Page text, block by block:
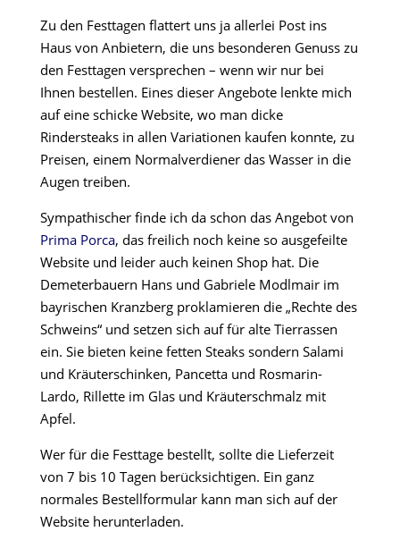
Zu den Festtagen flattert uns ja allerlei Post ins
Haus von Anbietern, die uns besonderen Genuss zu
den Festtagen versprechen – wenn wir nur bei
Ihnen bestellen. Eines dieser Angebote lenkte mich
auf eine schicke Website, wo man dicke
Rindersteaks in allen Variationen kaufen konnte, zu
Preisen, einem Normalverdiener das Wasser in die
Augen treiben.
Sympathischer finde ich da schon das Angebot von
Prima Porca, das freilich noch keine so ausgefeilte
Website und leider auch keinen Shop hat. Die
Demeterbauern Hans und Gabriele Modlmair im
bayrischen Kranzberg proklamieren die „Rechte des
Schweins“ und setzen sich auf für alte Tierrassen
ein. Sie bieten keine fetten Steaks sondern Salami
und Kräuterschinken, Pancetta und Rosmarin-
Lardo, Rillette im Glas und Kräuterschmalz mit
Apfel.
Wer für die Festtage bestellt, sollte die Lieferzeit
von 7 bis 10 Tagen berücksichtigen. Ein ganz
normales Bestellformular kann man sich auf der
Website herunterladen.